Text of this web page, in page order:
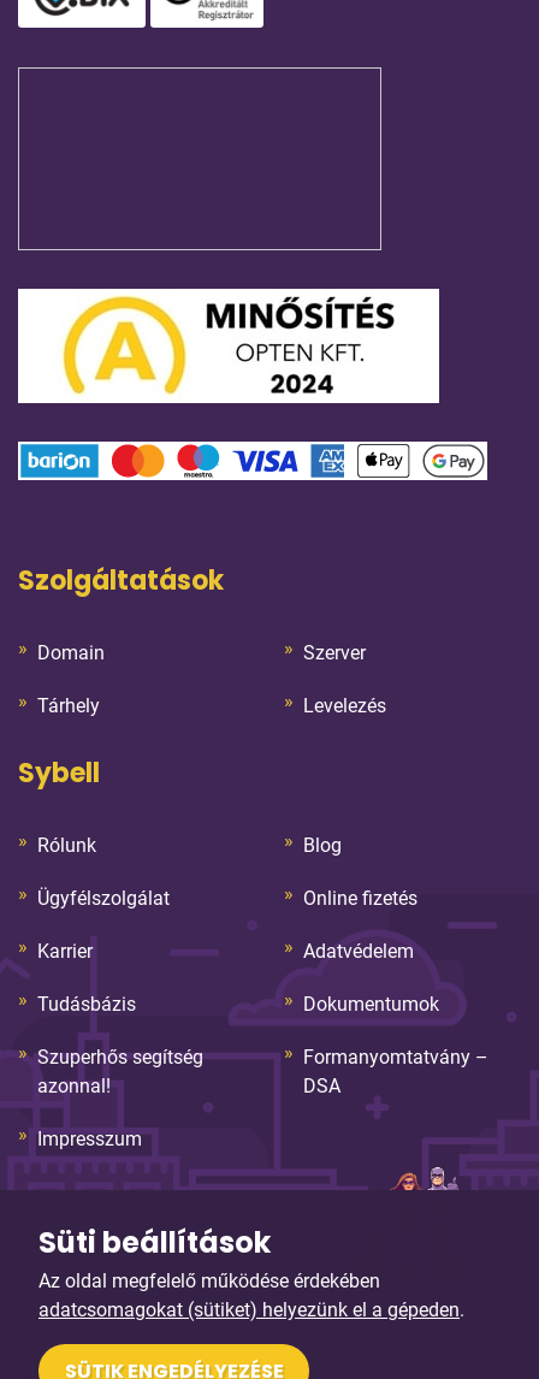
Süti beállítások
Az oldal megfelelő működése érdekében
adatcsomagokat (sütiket) helyezünk el a gépeden.
SÜTIK ENGEDÉLYEZÉSE
Szolgáltatások
Domain Szerver
Tárhely Levelezés
Sybell
Rólunk Blog
Ügyfélszolgálat Online fizetés
Karrier Adatvédelem
Tudásbázis Dokumentumok
Szuperhős segítség
azonnal!
Formanyomtatvány –
DSA
Impresszum
© Copyright 2026. Sybell Informatika Kft. Minden jog